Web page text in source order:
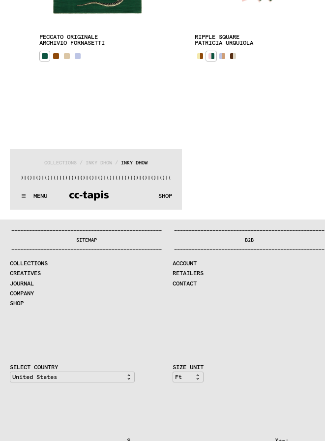
MENU SHOP
COLLECTIONS / INKY DHOW / INKY DHOW
|() |() |() |() |() |() |() |() |() |() |() |() |() |() |() |() |()
:^:..:^:. .:^:..:^:..:^:..:^:. .:^:..
WE MAKE RUGS
COMPANY
CONTRACT DIVISION
SHOP
PECCATO ORIGINALE
ARCHIVIO FORNASETTI
RIPPLE SQUARE
PATRICIA URQUIOLA
———————————————————————————————————————————————————
SITEMAP
———————————————————————————————————————————————————
COLLECTIONS
CREATIVES
JOURNAL
COMPANY
SHOP
———————————————————————————————————————————————————
B2B
———————————————————————————————————————————————————
ACCOUNT
RETAILERS
CONTACT
SELECT COUNTRY SIZE UNIT